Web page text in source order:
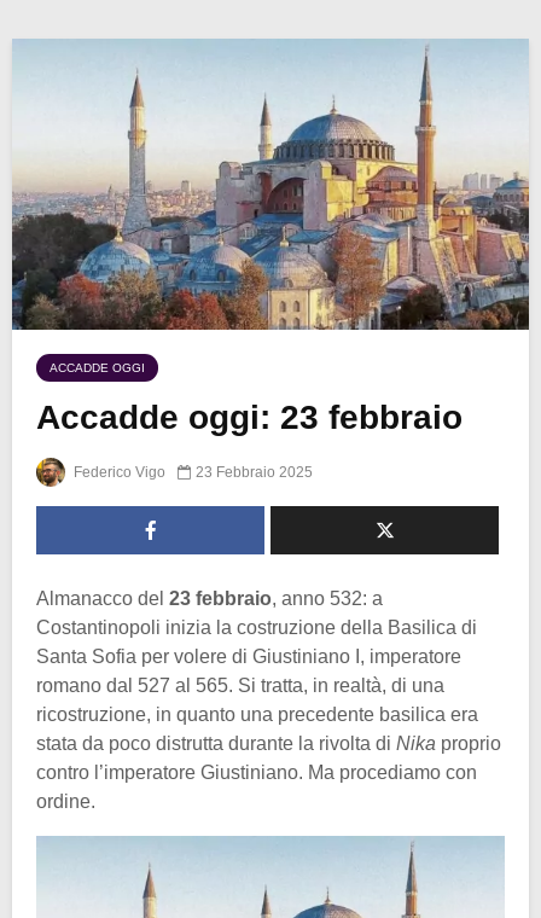
ACCADDE OGGI
Accadde oggi: 23 febbraio
Federico Vigo 23 Febbraio 2025
Almanacco del 23 febbraio, anno 532: a
Costantinopoli inizia la costruzione della Basilica di
Santa Sofia per volere di Giustiniano I, imperatore
romano dal 527 al 565. Si tratta, in realtà, di una
ricostruzione, in quanto una precedente basilica era
stata da poco distrutta durante la rivolta di Nika proprio
contro l’imperatore Giustiniano. Ma procediamo con
ordine.